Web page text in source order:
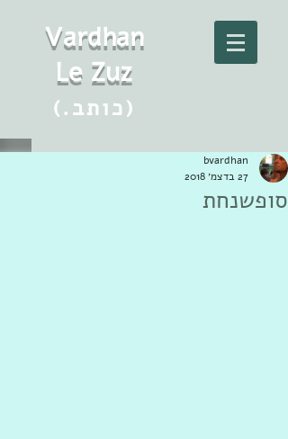
Vardhan
Le Zuz
(.כותב)
סופשנחת
bvardhan
27 בדצמ׳ 2018